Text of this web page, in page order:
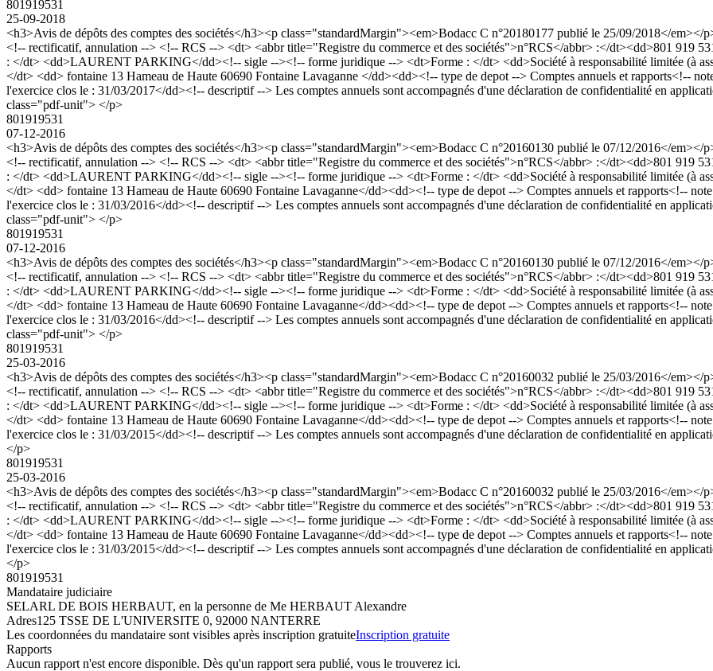
801919531
25-09-2018
<h3>Avis de dépôts des comptes des sociétés</h3><p class="standardMargin"><em>Bodacc C n°20180177 publié le 25/09/2018</
<!-- rectificatif, annulation --> <!-- RCS --> <dt> <abbr title="Registre du commerce et des sociétés">n°RCS</abbr> :</dt><dd>801 919
: </dt> <dd>LAURENT PARKING</dd><!-- sigle --><!-- forme juridique --> <dt>Forme : </dt> <dd>Société à responsabilité limitée (à
</dt> <dd> fontaine 13 Hameau de Haute 60690 Fontaine Lavaganne </dd><dd><!-- type de depot --> Comptes annuels et rapports<!--
l'exercice clos le : 31/03/2017</dd><!-- descriptif --> Les comptes annuels sont accompagnés d'une déclaration de confidentialité en
class="pdf-unit"> </p>
801919531
07-12-2016
<h3>Avis de dépôts des comptes des sociétés</h3><p class="standardMargin"><em>Bodacc C n°20160130 publié le 07/12/2016</
<!-- rectificatif, annulation --> <!-- RCS --> <dt> <abbr title="Registre du commerce et des sociétés">n°RCS</abbr> :</dt><dd>801 919
: </dt> <dd>LAURENT PARKING</dd><!-- sigle --><!-- forme juridique --> <dt>Forme : </dt> <dd>Société à responsabilité limitée (à
</dt> <dd> fontaine 13 Hameau de Haute 60690 Fontaine Lavaganne</dd><dd><!-- type de depot --> Comptes annuels et rapports<!--
l'exercice clos le : 31/03/2016</dd><!-- descriptif --> Les comptes annuels sont accompagnés d'une déclaration de confidentialité en
class="pdf-unit"> </p>
801919531
07-12-2016
<h3>Avis de dépôts des comptes des sociétés</h3><p class="standardMargin"><em>Bodacc C n°20160130 publié le 07/12/2016</
<!-- rectificatif, annulation --> <!-- RCS --> <dt> <abbr title="Registre du commerce et des sociétés">n°RCS</abbr> :</dt><dd>801 919
: </dt> <dd>LAURENT PARKING</dd><!-- sigle --><!-- forme juridique --> <dt>Forme : </dt> <dd>Société à responsabilité limitée (à
</dt> <dd> fontaine 13 Hameau de Haute 60690 Fontaine Lavaganne</dd><dd><!-- type de depot --> Comptes annuels et rapports<!--
l'exercice clos le : 31/03/2016</dd><!-- descriptif --> Les comptes annuels sont accompagnés d'une déclaration de confidentialité en
class="pdf-unit"> </p>
801919531
25-03-2016
<h3>Avis de dépôts des comptes des sociétés</h3><p class="standardMargin"><em>Bodacc C n°20160032 publié le 25/03/2016</
<!-- rectificatif, annulation --> <!-- RCS --> <dt> <abbr title="Registre du commerce et des sociétés">n°RCS</abbr> :</dt><dd>801 919
: </dt> <dd>LAURENT PARKING</dd><!-- sigle --><!-- forme juridique --> <dt>Forme : </dt> <dd>Société à responsabilité limitée (à
</dt> <dd> fontaine 13 Hameau de Haute 60690 Fontaine Lavaganne</dd><dd><!-- type de depot --> Comptes annuels et rapports<!--
l'exercice clos le : 31/03/2015</dd><!-- descriptif --> Les comptes annuels sont accompagnés d'une déclaration de confidentialité en
</p>
801919531
25-03-2016
<h3>Avis de dépôts des comptes des sociétés</h3><p class="standardMargin"><em>Bodacc C n°20160032 publié le 25/03/2016</
<!-- rectificatif, annulation --> <!-- RCS --> <dt> <abbr title="Registre du commerce et des sociétés">n°RCS</abbr> :</dt><dd>801 919
: </dt> <dd>LAURENT PARKING</dd><!-- sigle --><!-- forme juridique --> <dt>Forme : </dt> <dd>Société à responsabilité limitée (à
</dt> <dd> fontaine 13 Hameau de Haute 60690 Fontaine Lavaganne</dd><dd><!-- type de depot --> Comptes annuels et rapports<!--
l'exercice clos le : 31/03/2015</dd><!-- descriptif --> Les comptes annuels sont accompagnés d'une déclaration de confidentialité en
</p>
801919531
Mandataire judiciaire
SELARL DE BOIS HERBAUT, en la personne de Me HERBAUT Alexandre
Adres125 TSSE DE L'UNIVERSITE 0, 92000 NANTERRE
Les coordonnées du mandataire sont visibles après inscription gratuiteInscription gratuite
Rapports
Aucun rapport n'est encore disponible. Dès qu'un rapport sera publié, vous le trouverez ici.